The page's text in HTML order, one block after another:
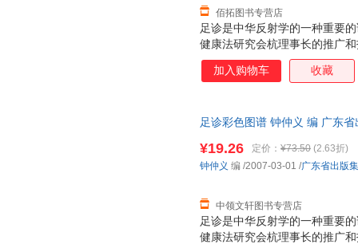
足诊是中华反射学的一种重要
健康法研究会杭理事长的推广
健康人群的喜爱，并且足诊又
方法。特别是通过近年来的临
经验总结，是对足诊技术的完
疗技术的阶段性总结，是对中
佰拓图书专营店
加入购物车 收藏
足诊彩色图谱 钟仲义 编 广东
足诊是中华反射学的一种重要
健康法研究会杭理事长的推广
¥19.26 定价： ¥73.50 (2.63折)
中领文轩图书专营店
钟仲义 编 /2007-03-01 /广东省出版